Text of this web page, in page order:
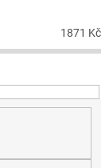
1871 Kč